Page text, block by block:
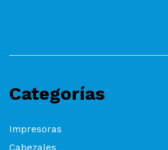
Categorías
Impresoras
Cabezales